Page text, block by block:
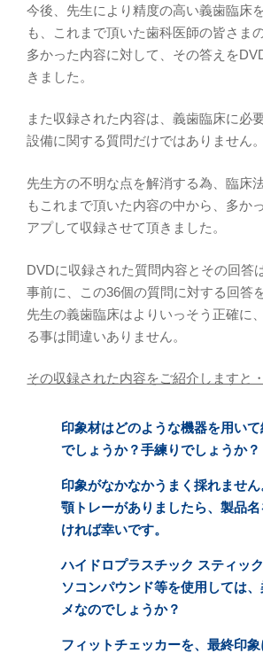
今後、先生により精度の高い義歯臨床
も、これまで頂いた歯科医師の皆さま
多かった内容に対して、その答えを
きました。
また収録された内容は、義歯臨床に必
設備に関する質問だけではありません。
先生方の不明な点を解消する為、臨床
もこれまで頂いた内容の中から、多か
アプして収録させて頂きました。
DVDに収録された質問内容とその回答
事前に、この36個の質問に対する回答
先生の義歯臨床はよりいっそう正確に
る事は間違いありません。
その収録された内容をご紹介しますと
印象材はどのような機器を用い
でしょうか？手練りでしょうか？
印象がなかなかうまく採れませ
顎トレーがありましたら、製品
ければ幸いです。
ハイドロプラスチック スティッ
ソコンパウンド等を使用しては
メなのでしょうか？
フィットチェッカーを、最終印